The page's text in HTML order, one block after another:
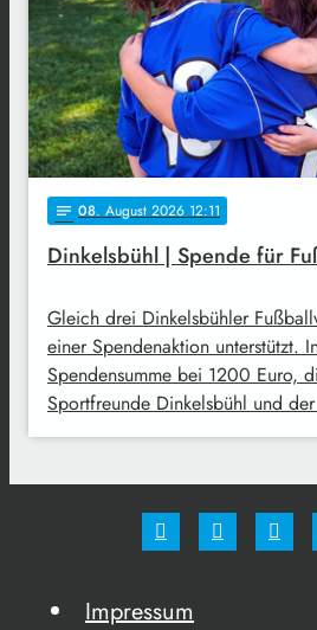
notes 08. August 2026 12:11
Dinkelsbühl | Spende für
Gleich drei Dinkelsbühler
einer Spendenaktion unterstützt.
Spendensumme bei 1200 Euro,
Sportfreunde Dinkelsbühl und
Impressum